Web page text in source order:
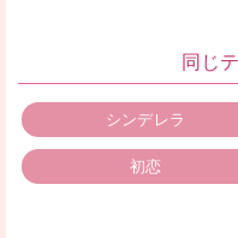
同じ
シンデレラ
初恋